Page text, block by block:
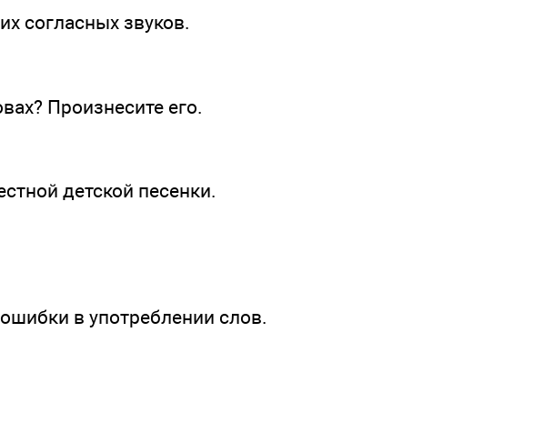
согласных звуков.
Произнесите его.
детской песенки.
в употреблении слов.